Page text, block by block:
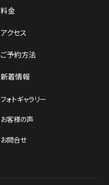
料金
アクセス
ご予約方法
新着情報
フォトギャラリー
お客様の声
お問合せ